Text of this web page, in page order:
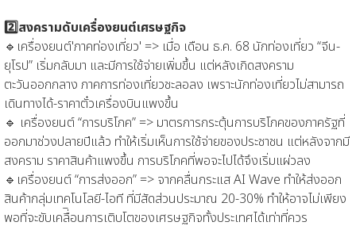
2️⃣สงครามดับเครื่องยนต์เศรษฐกิจ
🔹เครื่องยนต์'ภาคท่องเที่ยว' => เมื่อ เดือน ธ.ค. 68 นักท่องเที่ยว “จีน-
ยุโรป” เริ่มกลับมา และมีการใช้จ่ายเพิ่มขึ้น แต่หลังเกิดสงคราม
ตะวันออกกลาง ภาคการท่องเที่ยวชะลอลง เพราะนักท่องเที่ยวไม่สามารถ
เดินทางได้-ราคาตั๋วเครื่องบินแพงขึ้น
🔹 เครื่องยนต์ “การบริโภค” => มาตรการกระตุ้นการบริโภคของภาครัฐที่
ออกมาช่วงปลายปีแล้ว ทำให้เริ่มเห็นการใช้จ่ายของประชาชน แต่หลังจากมี
สงคราม ราคาสินค้าแพงขึ้น การบริโภคที่พอจะไปได้จึงเริ่มแผ่วลง
🔹เครื่องยนต์ “การส่งออก” => จากคลื่นกระแส AI Wave ทำให้ส่งออก
สินค้ากลุ่มเทคโนโลยี-ไอที ที่มีสัดส่วนประมาณ 20-30% ทำให้อาจไม่เพียง
พอที่จะขับเคลื่ิอนการเติบโตของเศรษฐกิจทั้งประเทศได้เท่าที่ควร